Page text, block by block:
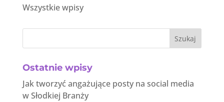
Wszystkie wpisy
Szukaj
Ostatnie wpisy
Jak tworzyć angażujące posty na social media
w Słodkiej Branży